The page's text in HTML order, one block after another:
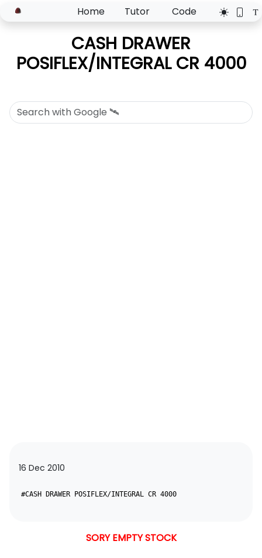
Home Tutor Code
CASH DRAWER
POSIFLEX/INTEGRAL CR 4000
16 Dec 2010
#CASH DRAWER POSIFLEX/INTEGRAL CR 4000
SORY EMPTY STOCK